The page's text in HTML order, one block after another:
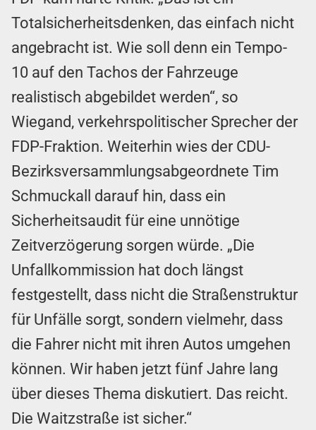
Totalsicherheitsdenken, das einfach nicht
angebracht ist. Wie soll denn ein Tempo-
10 auf den Tachos der Fahrzeuge
realistisch abgebildet werden“, so
Wiegand, verkehrspolitischer Sprecher der
FDP-Fraktion. Weiterhin wies der CDU-
Bezirksversammlungsabgeordnete Tim
Schmuckall darauf hin, dass ein
Sicherheitsaudit für eine unnötige
Zeitverzögerung sorgen würde. „Die
Unfallkommission hat doch längst
festgestellt, dass nicht die Straßenstruktur
für Unfälle sorgt, sondern vielmehr, dass
die Fahrer nicht mit ihren Autos umgehen
können. Wir haben jetzt fünf Jahre lang
über dieses Thema diskutiert. Das reicht.
Die Waitzstraße ist sicher.“